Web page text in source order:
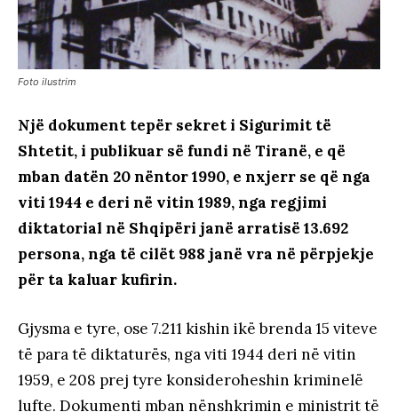
Foto ilustrim
Një dokument tepër sekret i Sigurimit të
Shtetit, i publikuar së fundi në Tiranë, e që
mban datën 20 nëntor 1990, e nxjerr se që nga
viti 1944 e deri në vitin 1989, nga regjimi
diktatorial në Shqipëri janë arratisë 13.692
persona, nga të cilët 988 janë vra në përpjekje
për ta kaluar kufirin.
Gjysma e tyre, ose 7.211 kishin ikë brenda 15 viteve
të para të diktaturës, nga viti 1944 deri në vitin
1959, e 208 prej tyre konsideroheshin kriminelë
lufte. Dokumenti mban nënshkrimin e ministrit të